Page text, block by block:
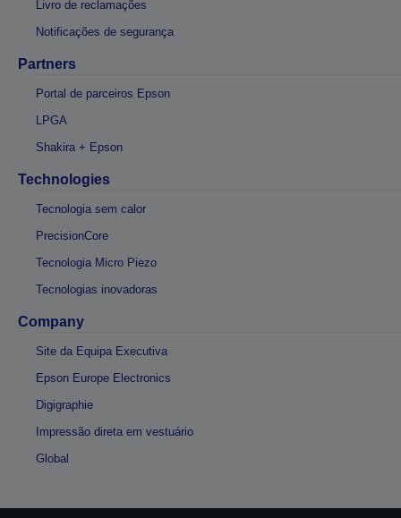
Livro de reclamações
Notificações de segurança
Partners
Portal de parceiros Epson
LPGA
Shakira + Epson
Technologies
Tecnologia sem calor
PrecisionCore
Tecnologia Micro Piezo
Tecnologias inovadoras
Company
Site da Equipa Executiva
Epson Europe Electronics
Digigraphie
Impressão direta em vestuário
Global